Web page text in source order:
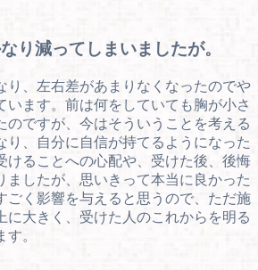
り減ってしまいましたが。
り、左右差があまりなくなったのでや
います。前は何をしていても胸が小さ
のですが、今はそういうことを考える
り、自分に自信が持てるようになった
けることへの心配や、受けた後、後悔
ましたが、思いきって本当に良かった
ごく影響を与えると思うので、ただ施
に大きく、受けた人のこれからを明る
。